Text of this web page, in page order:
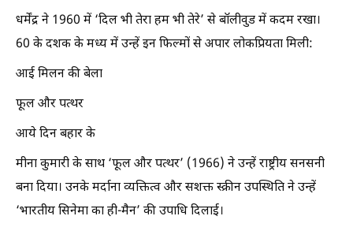
धर्मेंद्र ने 1960 में ‘दिल भी तेरा हम भी तेरे’ से बॉलीवुड में कदम रखा।
60 के दशक के मध्य में उन्हें इन फिल्मों से अपार लोकप्रियता मिली:
आई मिलन की बेला
फूल और पत्थर
आये दिन बहार के
मीना कुमारी के साथ ‘फूल और पत्थर’ (1966) ने उन्हें राष्ट्रीय सनसनी
बना दिया। उनके मर्दाना व्यक्तित्व और सशक्त स्क्रीन उपस्थिति ने उन्हें
‘भारतीय सिनेमा का ही-मैन’ की उपाधि दिलाई।